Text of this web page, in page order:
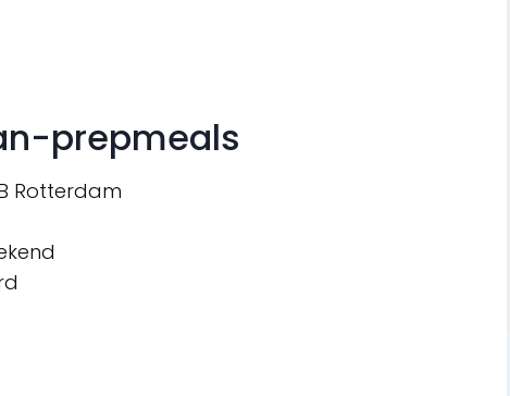
prepmeals
Rotterdam